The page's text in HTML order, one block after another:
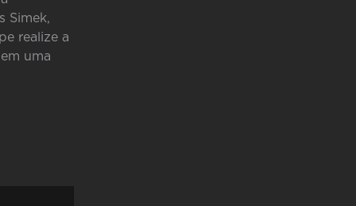
Simek,
realize a
uma